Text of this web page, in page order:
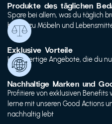
Produkte des täglichen
Spare bei allem, was du täglich
bis hin zu Möbeln und
Exklusive Vorteile
Hochwertige Angebote, die du
Nachhaltige Marken und
Profitiere von exklusiven
lerne mit unseren Good Actions
nachhaltig lebt